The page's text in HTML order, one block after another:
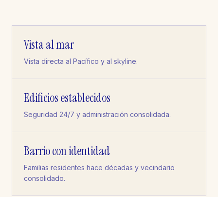
Vista al mar
Vista directa al Pacífico y al skyline.
Edificios establecidos
Seguridad 24/7 y administración consolidada.
Barrio con identidad
Familias residentes hace décadas y vecindario
consolidado.